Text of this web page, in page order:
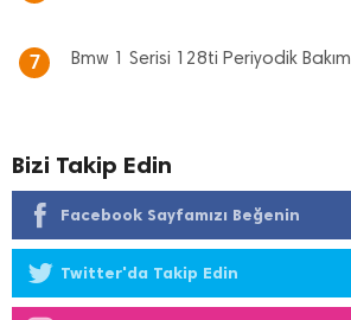
7 Bmw 1 Serisi 128ti Periyodik Bakım
Bizi Takip Edin
Facebook Sayfamızı Beğenin
Twitter'da Takip Edin